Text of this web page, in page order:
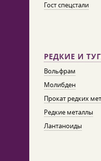
Гост спецстали
РЕДКИЕ И
Вольфрам
Молибден
Прокат редких
Редкие металлы
Лантаноиды